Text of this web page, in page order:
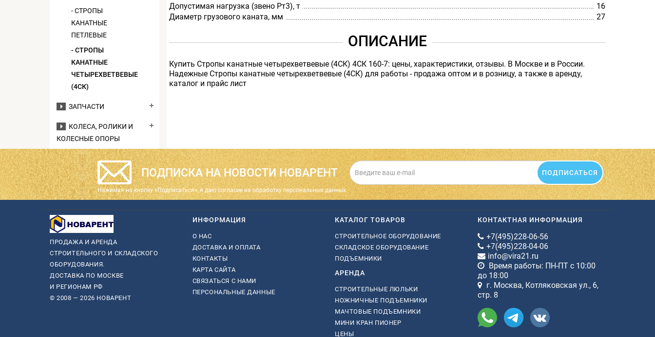
- СТРОПЫ
КАНАТНЫЕ
ПЕТЛЕВЫЕ
- СТРОПЫ
КАНАТНЫЕ
ЧЕТЫРЕХВЕТВЕВЫЕ
(4СК)
ЗАПЧАСТИ
КОЛЕСА, РОЛИКИ И
КОЛЕСНЫЕ ОПОРЫ
Допустимая нагрузка (звено Рт3), т
16
Диаметр грузового каната, мм
27
ОПИСАНИЕ
Купить Стропы канатные четырехветвевые (4СК) 4СК 160-7: цены, характеристики, отзывы. В Москве и в России.
Надежные Стропы канатные четырехветвевые (4СК) для работы - продажа оптом и в розницу, а также в аренду,
каталог и прайс лист
ПОДПИСКА НА НОВОСТИ НОВАРЕНТ ПОДПИСАТЬСЯ
Нажимая на кнопку «Подписаться», я даю cогласие на обработку персональных данных.
ПРОДАЖА И АРЕНДА
СТРОИТЕЛЬНОГО И СКЛАДСКОГО
ОБОРУДОВАНИЯ.
ДОСТАВКА ПО МОСКВЕ
И РЕГИОНАМ РФ
© 2008 — 2026 НОВАРЕНТ
ИНФОРМАЦИЯ
О НАС
ДОСТАВКА И ОПЛАТА
КОНТАКТЫ
КАРТА САЙТА
СВЯЗАТЬСЯ С НАМИ
ПЕРСОНАЛЬНЫЕ ДАННЫЕ
КАТАЛОГ ТОВАРОВ
СТРОИТЕЛЬНОЕ ОБОРУДОВАНИЕ
СКЛАДСКОЕ ОБОРУДОВАНИЕ
ПОДЪЕМНИКИ
АРЕНДА
СТРОИТЕЛЬНЫЕ ЛЮЛЬКИ
НОЖНИЧНЫЕ ПОДЪЕМНИКИ
МАЧТОВЫЕ ПОДЪЕМНИКИ
МИНИ КРАН ПИОНЕР
ЦЕНЫ
КОНТАКТНАЯ ИНФОРМАЦИЯ
+7(495)228-06-56
+7(495)228-04-06
info@vira21.ru
Время работы: ПН-ПТ с 10:00
до 18:00
г. Москва, Котляковская ул., 6,
стр. 8